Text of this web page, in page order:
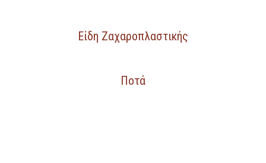
Είδη Ζαχαροπλαστικής
Ποτά